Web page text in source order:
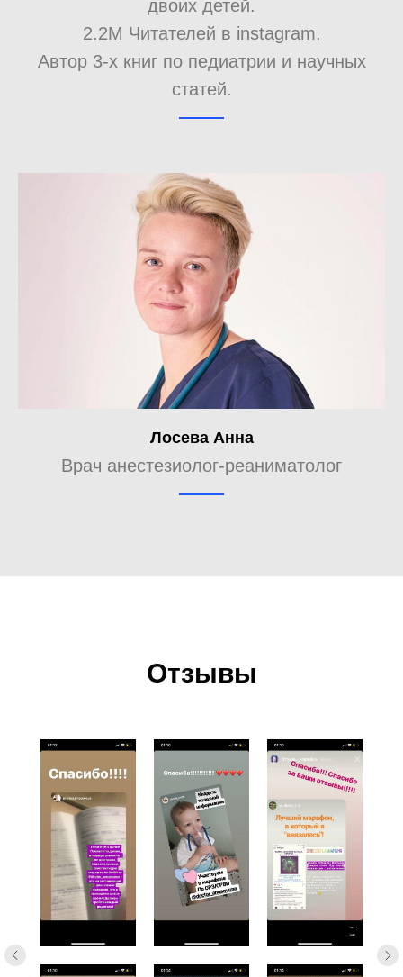
двоих детей.
2.2M Читателей в instagram.
Автор 3-х книг по педиатрии и научных
статей.
Лосева Анна
Врач анестезиолог-реаниматолог
Отзывы